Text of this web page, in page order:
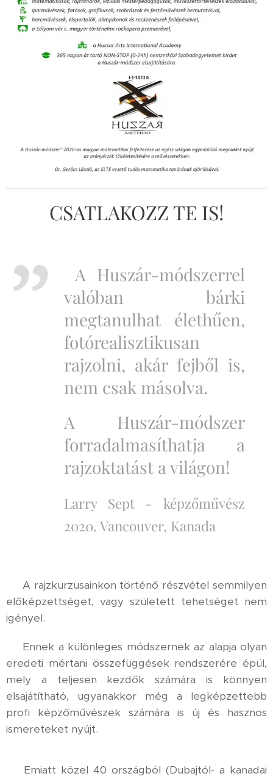
CSATLAKOZZ TE IS!
A Huszár-módszerrel
valóban bárki
megtanulhat élethűen,
fotórealisztikusan
rajzolni, akár fejből is,
nem csak másolva.
A Huszár-módszer
forradalmasíthatja a
rajzoktatást a világon!
Larry Sept -
képzőművész
2020. Vancouver, Kanada
⚜️ A rajzkurzusainkon történő részvétel semmilyen
előképzettséget, vagy született tehetséget nem
igényel.
⚜️ Ennek a különleges módszernek az alapja olyan
eredeti mértani összefüggések rendszerére épül,
mely a teljesen kezdők számára is könnyen
elsajátítható, ugyanakkor még a legképzettebb
profi képzőművészek számára is új és hasznos
ismereteket nyújt.
⚜️ Emiatt közel 40 országból (Dubajtól- a kanadai